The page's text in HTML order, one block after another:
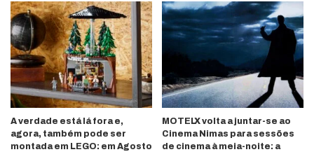
A verdade está lá fora e,
agora, também pode ser
montada em LEGO: em Agosto
MOTELX volta a juntar-se ao
Cinema Nimas para sessões
de cinema à meia-noite: a